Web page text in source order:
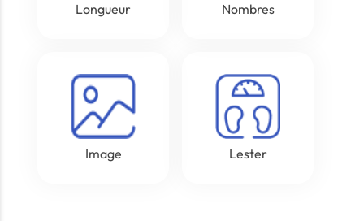
Longueur Nombres
Image Lester